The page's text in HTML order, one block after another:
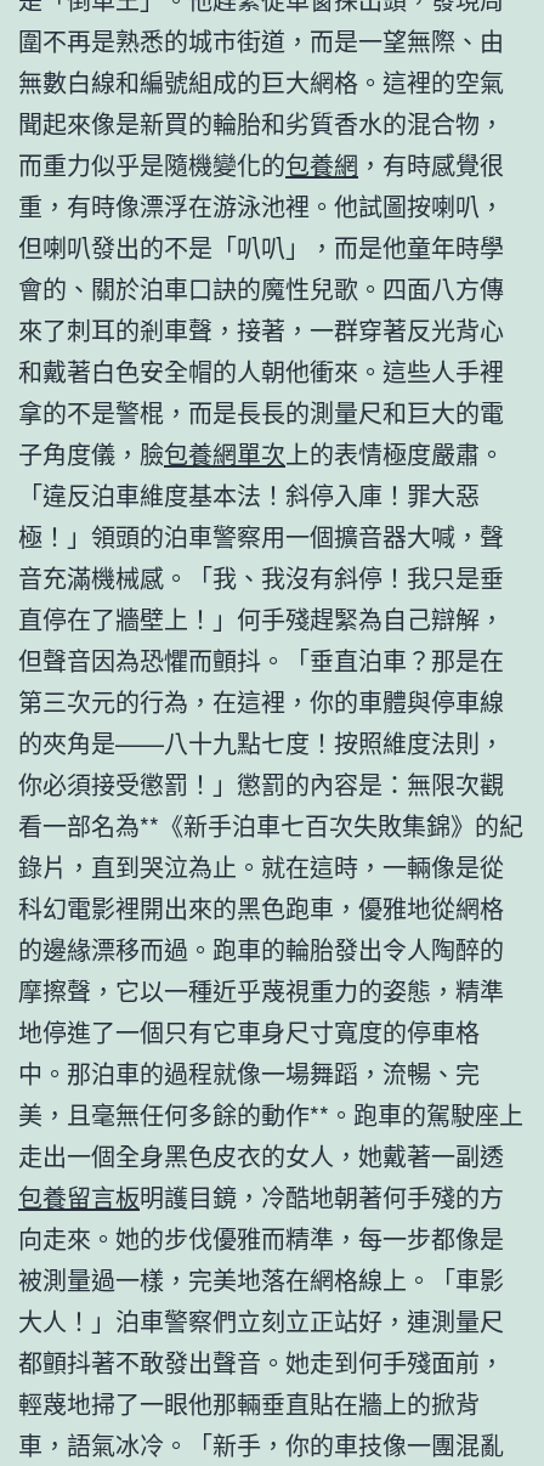
圍不再是熟悉的城市街道，而是一望無際、由
無數白線和編號組成的巨大網格。這裡的空氣
聞起來像是新買的輪胎和劣質香水的混合物，
而重力似乎是隨機變化的包養網 ，有時感覺很
重，有時像漂浮在游泳池裡。他試圖按喇叭，
但喇叭發出的不是「叭叭」，而是他童年時學
會的、關於泊車口訣的魔性兒歌。四面八方傳
來了刺耳的剎車聲，接著，一群穿著反光背心
和戴著白色安全帽的人朝他衝來。這些人手裡
拿的不是警棍，而是長長的測量尺和巨大的電
子角度儀，臉包養網單次 上的表情極度嚴肅。
「違反泊車維度基本法！斜停入庫！罪大惡
極！」領頭的泊車警察用一個擴音器大喊，聲
音充滿機械感。「我、我沒有斜停！我只是垂
直停在了牆壁上！」何手殘趕緊為自己辯解，
但聲音因為恐懼而顫抖。「垂直泊車？那是在
第三次元的行為，在這裡，你的車體與停車線
的夾角是——八十九點七度！按照維度法則，
你必須接受懲罰！」懲罰的內容是：無限次觀
看一部名為**《新手泊車七百次失敗集錦》的紀
錄片，直到哭泣為止。就在這時，一輛像是從
科幻電影裡開出來的黑色跑車，優雅地從網格
的邊緣漂移而過。跑車的輪胎發出令人陶醉的
摩擦聲，它以一種近乎蔑視重力的姿態，精準
地停進了一個只有它車身尺寸寬度的停車格
中。那泊車的過程就像一場舞蹈，流暢、完
美，且毫無任何多餘的動作**。跑車的駕駛座上
走出一個全身黑色皮衣的女人，她戴著一副透
包養留言板明護目鏡，冷酷地朝著何手殘的方
向走來。她的步伐優雅而精準，每一步都像是
被測量過一樣，完美地落在網格線上。「車影
大人！」泊車警察們立刻立正站好，連測量尺
都顫抖著不敢發出聲音。她走到何手殘面前，
輕蔑地掃了一眼他那輛垂直貼在牆上的掀背
車，語氣冰冷。「新手，你的車技像一團混亂